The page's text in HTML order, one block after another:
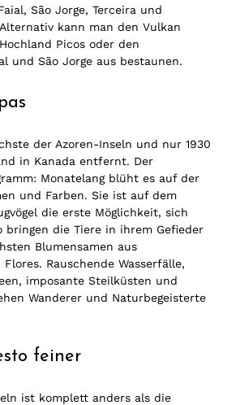
São Jorge, Terceira und
kann man den Vulkan
Picos oder den
und São Jorge aus bestaunen.
der Azoren-Inseln und nur 1930
in Kanada entfernt. Der
Monatelang blüht es auf der
und Farben. Sie ist auf dem
die erste Möglichkeit, sich
bringen die Tiere in ihrem Gefieder
Blumensamen aus
Rauschende Wasserfälle,
imposante Steilküsten und
Wanderer und Naturbegeisterte
feiner
ist komplett anders als die